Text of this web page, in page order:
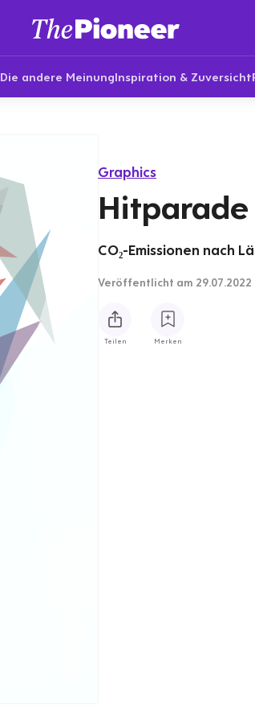
Die andere MeinungInspiration & Zuversicht
Graphics
CO₂-Emissionen nach
Veröffentlicht am 29.07.2022
Teilen Merken